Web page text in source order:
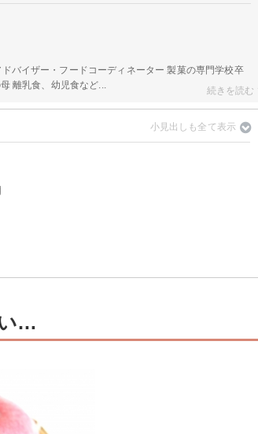
バイザー・フードコーディネーター 製菓の専門学校卒
離乳食、幼児食など...
…